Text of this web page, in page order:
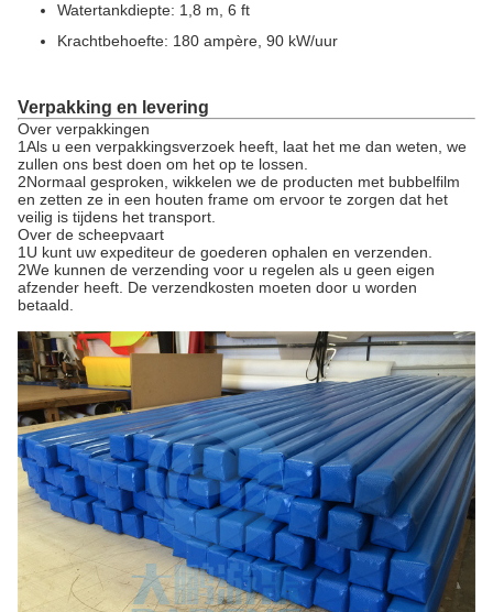
Watertankdiepte: 1,8 m, 6 ft
Krachtbehoefte: 180 ampère, 90 kW/uur
Verpakking en levering
Over verpakkingen
1Als u een verpakkingsverzoek heeft, laat het me dan weten, we
zullen ons best doen om het op te lossen.
2Normaal gesproken, wikkelen we de producten met bubbelfilm
en zetten ze in een houten frame om ervoor te zorgen dat het
veilig is tijdens het transport.
Over de scheepvaart
1U kunt uw expediteur de goederen ophalen en verzenden.
2We kunnen de verzending voor u regelen als u geen eigen
afzender heeft. De verzendkosten moeten door u worden
betaald.